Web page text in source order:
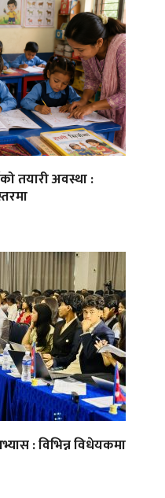
तयारी अवस्था :
: विभिन्न विधेयकमा